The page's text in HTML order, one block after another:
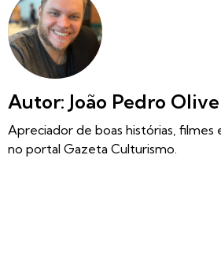
Autor: João Pedro
Apreciador de boas histórias, filmes
no portal Gazeta Culturismo.